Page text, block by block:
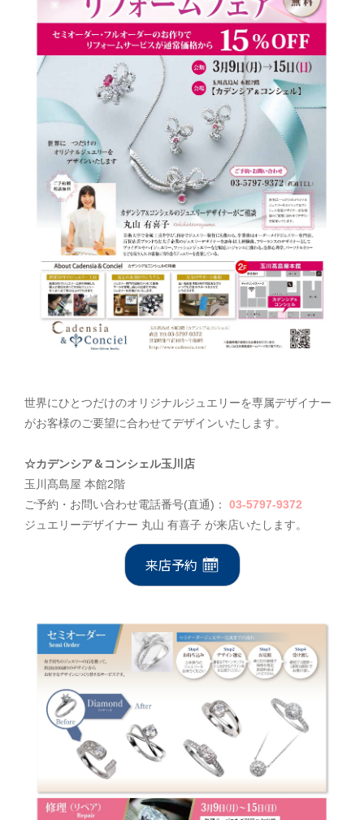
世界にひとつだけのオリジナルジュエリーを専属デザイナー
がお客様のご要望に合わせて​​​​​​デザインいたします。
☆カデンシア＆コンシェル玉川店
玉川髙島屋 本館2階
ご予約・お問い合わせ電話番号(直通)： 03-5797-9372
ジュエリーデザイナー 丸山 有喜子 が来店いたします。
来店予約